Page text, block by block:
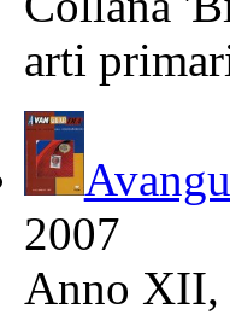
arti
2007
Anno XII,